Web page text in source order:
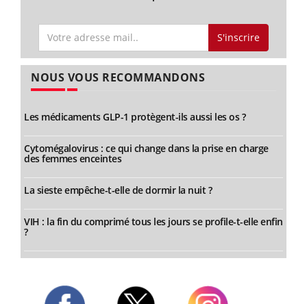
S'inscrire
NOUS VOUS RECOMMANDONS
Les médicaments GLP-1 protègent-ils aussi les os ?
Cytomégalovirus : ce qui change dans la prise en charge
des femmes enceintes
La sieste empêche-t-elle de dormir la nuit ?
VIH : la fin du comprimé tous les jours se profile-t-elle enfin
?